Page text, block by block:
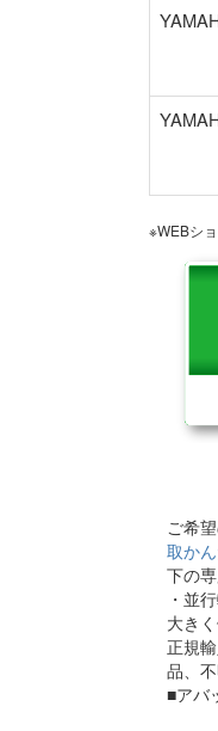
※WEBシ
ご希
取か
下の
・並
大き
正規
品、
■アバ